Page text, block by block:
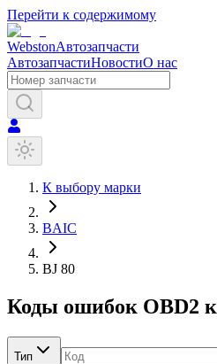
Перейти к содержимому
WebstonАвтозапчасти
АвтозапчастиНовостиО нас
К выбору марки
BAIC
BJ 80
Коды ошибок OBD2 к
Тип